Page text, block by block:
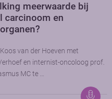
meerwaarde bij
carcinoom en
van der Hoeven met
en internist-oncoloog prof.
MC te …